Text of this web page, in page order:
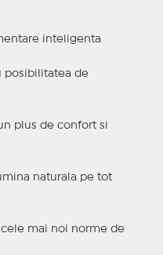
inteligenta
posibilitatea de
plus de confort si
naturala pe tot
mai noi norme de